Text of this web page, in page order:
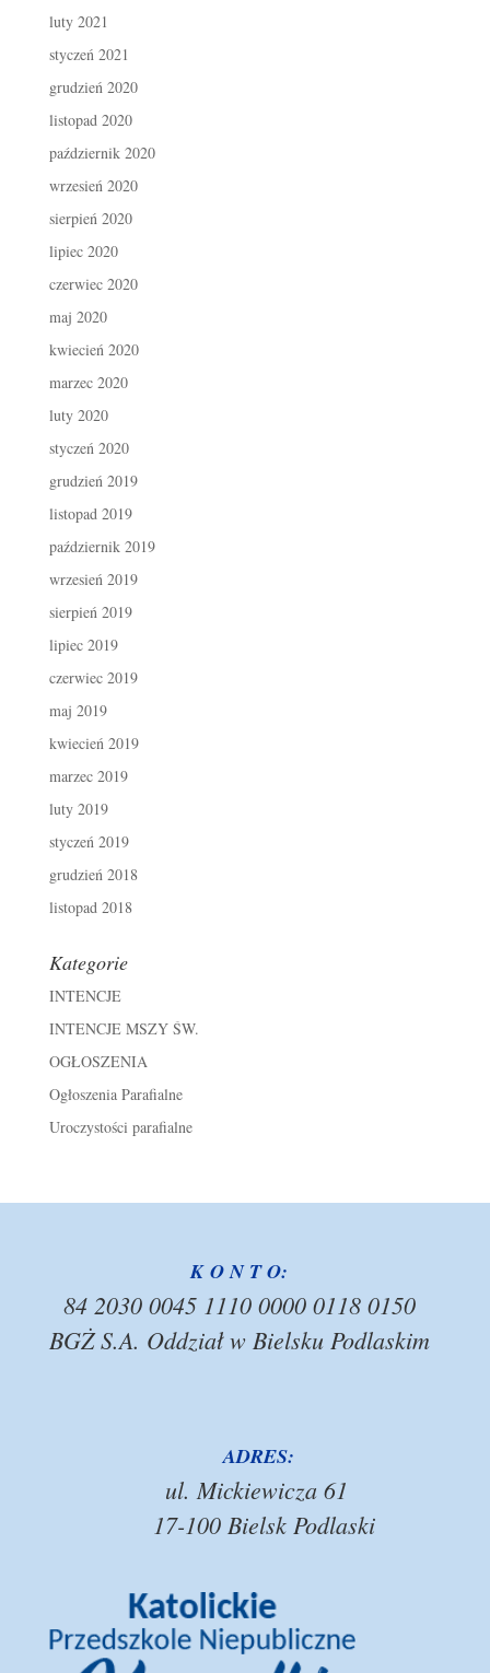
luty 2021
styczeń 2021
grudzień 2020
listopad 2020
październik 2020
wrzesień 2020
sierpień 2020
lipiec 2020
czerwiec 2020
maj 2020
kwiecień 2020
marzec 2020
luty 2020
styczeń 2020
grudzień 2019
listopad 2019
październik 2019
wrzesień 2019
sierpień 2019
lipiec 2019
czerwiec 2019
maj 2019
kwiecień 2019
marzec 2019
luty 2019
styczeń 2019
grudzień 2018
listopad 2018
Kategorie
INTENCJE
INTENCJE MSZY ŚW.
OGŁOSZENIA
Ogłoszenia Parafialne
Uroczystości parafialne
K O N T O:
84 2030 0045 1110 0000 0118 0150
BGŻ S.A. Oddział w Bielsku Podlaskim
ADRES:
ul. Mickiewicza 61
17-100 Bielsk Podlaski